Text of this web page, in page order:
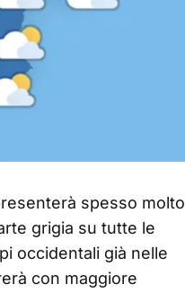
spesso molto
grigia su tutte le
occidentali già nelle
con maggiore